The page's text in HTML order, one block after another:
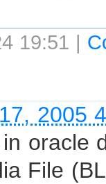
19:51 |
2005
oracle
File